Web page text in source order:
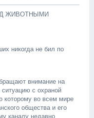
ЖИВОТНЫМИ
никогда не бил по
внимание на
с охраной
которому во всем мире
общества и его
каналу недавно